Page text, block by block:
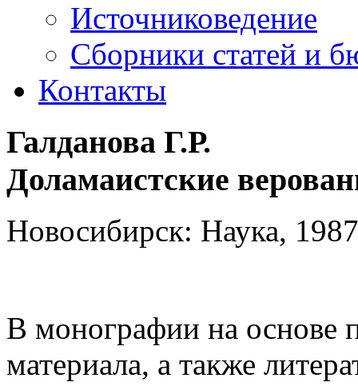
Источниковедение
Cборники статей и
Контакты
Галданова Г.Р.
Доламаистские
Новосибирск: Наука,
В монографии на основе
материала, а также